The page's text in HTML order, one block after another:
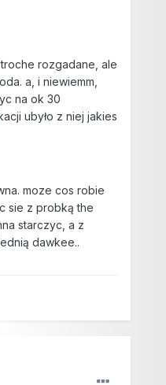
rozgadane, ale
a, i niewiemm,
na ok 30
ubyło z niej jakies
moze cos robie
sie z probką the
starczyc, a z
dawkee..